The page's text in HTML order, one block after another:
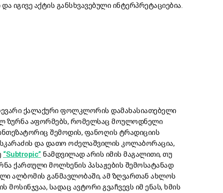
აქტის განსხვავებული ინტერპრეტაციებია.
ქალაქური ფოლკლორის დამახასიათებელი
ზურნა აფორმებს, რომელსაც მოულოდნელი
შემოდის, ფანოღის ტრადიციის
და დათო ოძელაშვილის კოლაბორაცია,
“Subtropic” ნამდვილად არის იმის მაგალითი, თუ
ქართული მოლხენის პასაჟების შემოსატანად
ალბომის განმავლობაში, ამ ზღვართან ახლოს
მოსინჯვაა, სადაც ავტორი გვაჩვევს იმ ენას, ხმის